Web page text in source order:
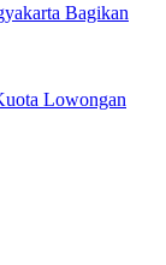
Bagikan
Lowongan